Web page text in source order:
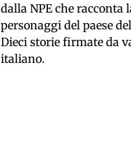
dalla NPE che racconta
personaggi del paese
Dieci storie firmate da
italiano.